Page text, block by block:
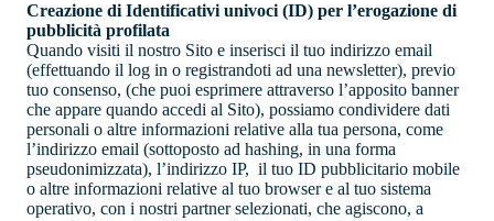
Creazione di Identificativi univoci (ID) per l’erogazione di
pubblicità profilata
Quando visiti il nostro Sito e inserisci il tuo indirizzo email
(effettuando il log in o registrandoti ad una newsletter), previo
tuo consenso, (che puoi esprimere attraverso l’apposito banner
che appare quando accedi al Sito), possiamo condividere dati
personali o altre informazioni relative alla tua persona, come
l’indirizzo email (sottoposto ad hashing, in una forma
pseudonimizzata), l’indirizzo IP, il tuo ID pubblicitario mobile
o altre informazioni relative al tuo browser e al tuo sistema
operativo, con i nostri partner selezionati, che agiscono, a